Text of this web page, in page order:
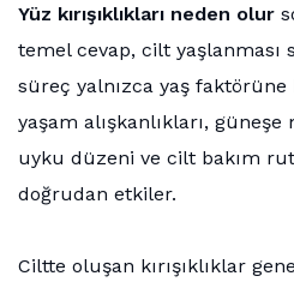
Yüz kırışıklıkları neden olur
temel cevap, cilt yaşlanması
süreç yalnızca yaş
yaşam alışkanlıkları,
uyku düzeni ve cilt bakım
doğrudan etkiler.
Ciltte oluşan kırışıklıklar